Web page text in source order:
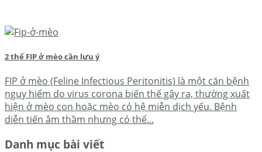
2 thể FIP ở mèo cần lưu ý
FIP ở mèo (Feline Infectious Peritonitis) là một căn bệnh
nguy hiểm do virus corona biến thể gây ra, thường xuất
hiện ở mèo con hoặc mèo có hệ miễn dịch yếu. Bệnh
diễn tiến âm thầm nhưng có thể...
Danh mục bài viết